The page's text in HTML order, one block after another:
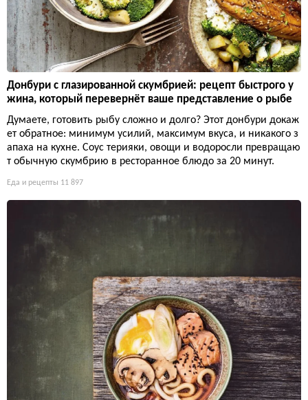
Донбури с глазированной скумбрией: рецепт быстрого у
жина, который перевернёт ваше представление о рыбе
Думаете, готовить рыбу сложно и долго? Этот донбури докаж
ет обратное: минимум усилий, максимум вкуса, и никакого з
апаха на кухне. Соус терияки, овощи и водоросли превращаю
т обычную скумбрию в ресторанное блюдо за 20 минут.
Еда и рецепты 11 897